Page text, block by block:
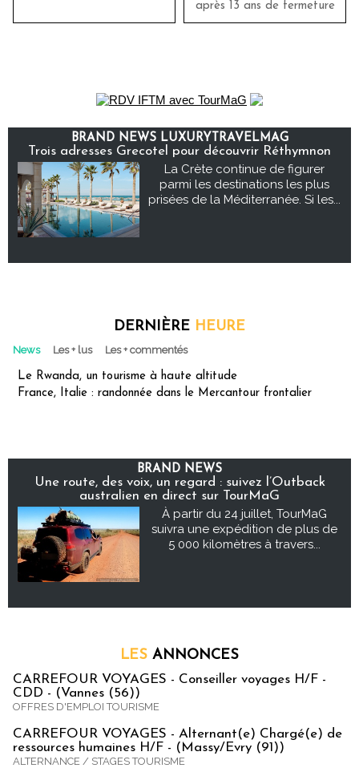
après 13 ans de fermeture
BRAND NEWS LUXURYTRAVELMAG
Trois adresses Grecotel pour découvrir Réthymnon
La Crète continue de figurer
parmi les destinations les plus
prisées de la Méditerranée. Si les...
DERNIÈRE HEURE
News Les + lus Les + commentés
Le Rwanda, un tourisme à haute altitude
France, Italie : randonnée dans le Mercantour frontalier
BRAND NEWS
Une route, des voix, un regard : suivez l’Outback
australien en direct sur TourMaG
À partir du 24 juillet, TourMaG
suivra une expédition de plus de
5 000 kilomètres à travers...
LES ANNONCES
CARREFOUR VOYAGES - Conseiller voyages H/F -
CDD - (Vannes (56))
OFFRES D'EMPLOI TOURISME
CARREFOUR VOYAGES - Alternant(e) Chargé(e) de
ressources humaines H/F - (Massy/Evry (91))
ALTERNANCE / STAGES TOURISME